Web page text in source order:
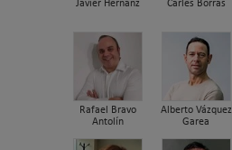
Javier Hernanz Carles Borrás
Rafael Bravo
Antolín
Alberto Vázquez
Garea